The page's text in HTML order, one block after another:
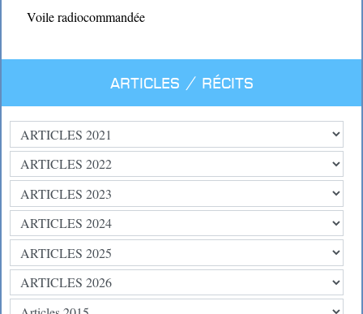
Voile radiocommandée
Articles / Récits